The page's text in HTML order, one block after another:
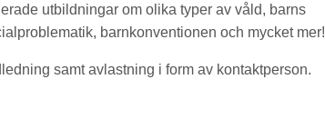
utbildningar om olika typer av våld, barns
barnkonventionen och mycket mer!
samt avlastning i form av kontaktperson.